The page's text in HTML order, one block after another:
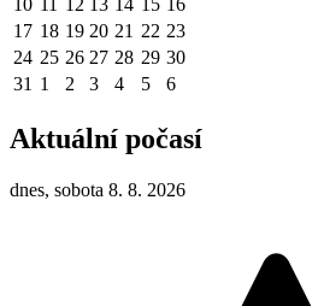
10 11 12 13 14 15 16
17 18 19 20 21 22 23
24 25 26 27 28 29 30
31 1 2 3 4 5 6
Aktuální počasí
dnes, sobota 8. 8. 2026